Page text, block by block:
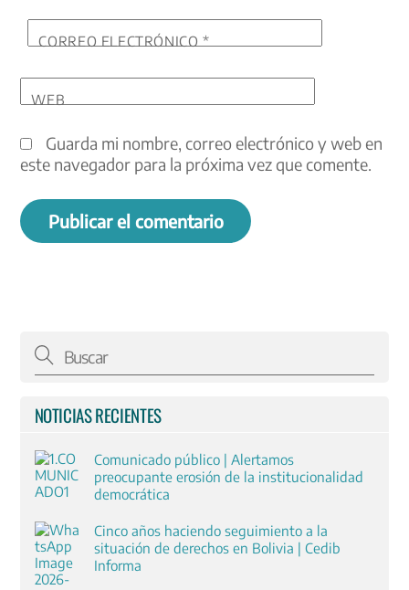
CORREO ELECTRÓNICO*
WEB
Guarda mi nombre, correo electrónico y web en
este navegador para la próxima vez que comente.
NOTICIAS RECIENTES
Comunicado público | Alertamos
preocupante erosión de la institucionalidad
democrática
Cinco años haciendo seguimiento a la
situación de derechos en Bolivia | Cedib
Informa